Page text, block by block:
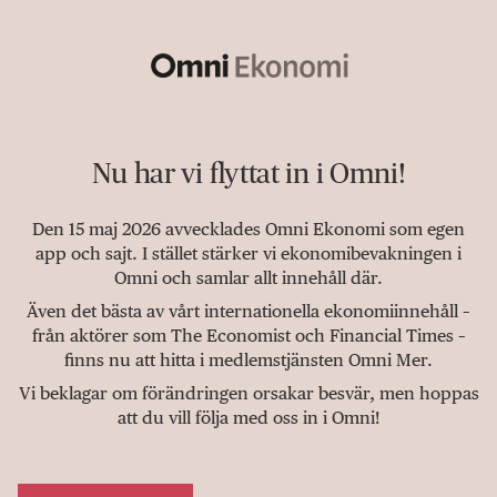
Nu har vi flyttat in i Omni!
Den 15 maj 2026 avvecklades Omni Ekonomi som egen
app och sajt. I stället stärker vi ekonomibevakningen i
Omni och samlar allt innehåll där.
Även det bästa av vårt internationella ekonomiinnehåll –
från aktörer som The Economist och Financial Times –
finns nu att hitta i medlemstjänsten Omni Mer.
Vi beklagar om förändringen orsakar besvär, men hoppas
att du vill följa med oss in i Omni!